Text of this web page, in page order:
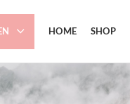
HOME SHOP